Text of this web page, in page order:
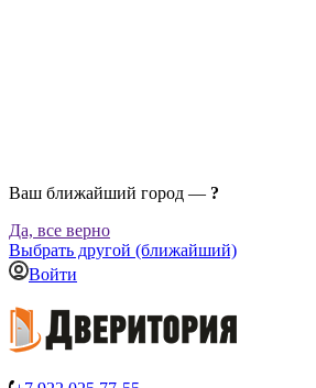
Ваш ближайший город — ?
Да, все верно
Выбрать другой (ближайший)
Войти